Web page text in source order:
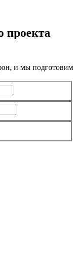
проекта
и мы подготовим